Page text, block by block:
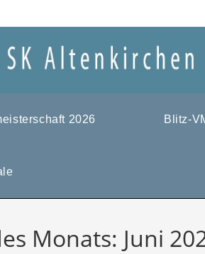
2026 Blitz-
Monats: Juni